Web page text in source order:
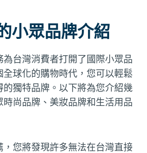
小眾品牌介紹
為台灣消費者打開了國際小眾品
全球化的購物時代，您可以輕鬆
的獨特品牌。以下將為您介紹幾
尚品牌、美妝品牌和生活用品
，您將發現許多無法在台灣直接